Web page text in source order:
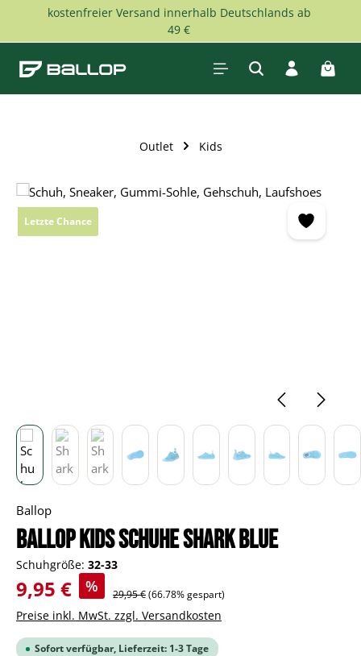
Zum Hauptinhalt springen
kostenfreier Versand innerhalb Deutschlands ab
49 €
Outlet Kids
Bildergalerie überspringen
Letzte Chance
Ballop
BALLOP Kids Schuhe Shark blue
Schuhgröße: 32-33
Verkaufspreis:
9,95 € % Regulärer Preis:
29,95 €(66.78% gespart)
Preise inkl. MwSt. zzgl. Versandkosten
Sofort verfügbar, Lieferzeit: 1-3 Tage